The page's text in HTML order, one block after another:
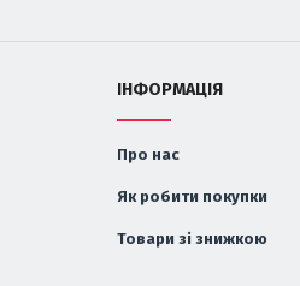
ІНФОРМАЦІЯ
Про нас
Як робити покупки
Товари зі знижкою